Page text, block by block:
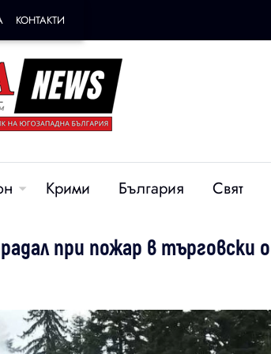
КОНТАКТИ
Крими България Свят
при пожар в търговски